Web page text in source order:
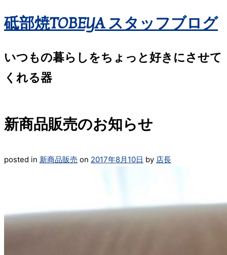
砥部焼TOBEYA スタッフブログ
いつもの暮らしをちょっと好きにさせて
くれる器
新商品販売のお知らせ
posted in 新商品販売 on 2017年8月10日 by 店長